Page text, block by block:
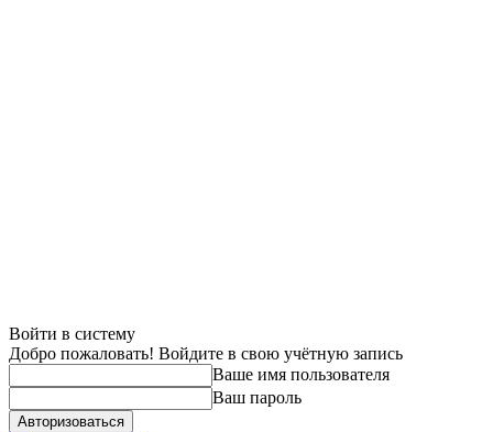
Войти в систему
Добро пожаловать! Войдите в свою учётную запись
Ваше имя пользователя
Ваш пароль